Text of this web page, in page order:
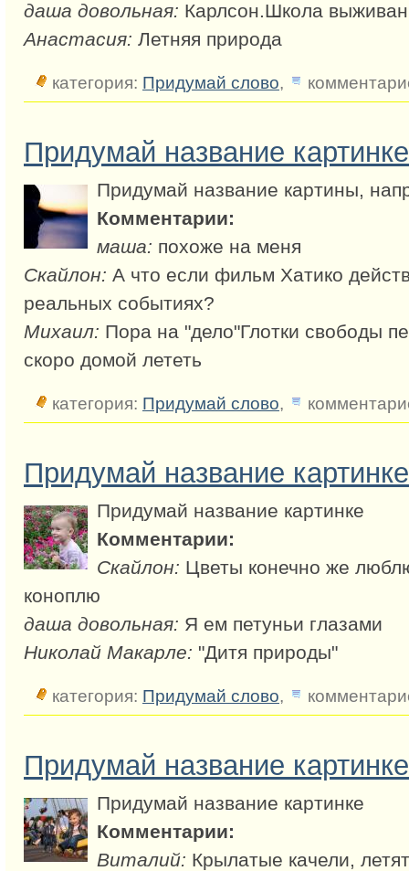
даша довольная: Карлсон.Школа
Анастасия: Летняя природа
категория: Придумай слово,
Придумай название картинке
Придумай название картины,
Комментарии:
маша: похоже на меня
Скайлон: А что если фильм Хатико
реальных событиях?
Михаил: Пора на "дело"Глотки свободы
скоро домой лететь
категория: Придумай слово,
Придумай название картинке
Придумай название картинке
Комментарии:
Скайлон: Цветы конечно же
коноплю
даша довольная: Я ем петуньи глазами
Николай Макарле: "Дитя природы"
категория: Придумай слово,
Придумай название картинке
Придумай название картинке
Комментарии:
Виталий: Крылатые качели,